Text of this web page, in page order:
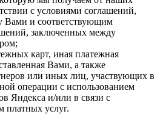
с условиями соглашений,
Вами и соответствующим
заключенных между
карт, иная платежная
Вами, а также
или иных лиц, участвующих в
операции с использованием
Яндекса и/или в связи с
платных услуг.